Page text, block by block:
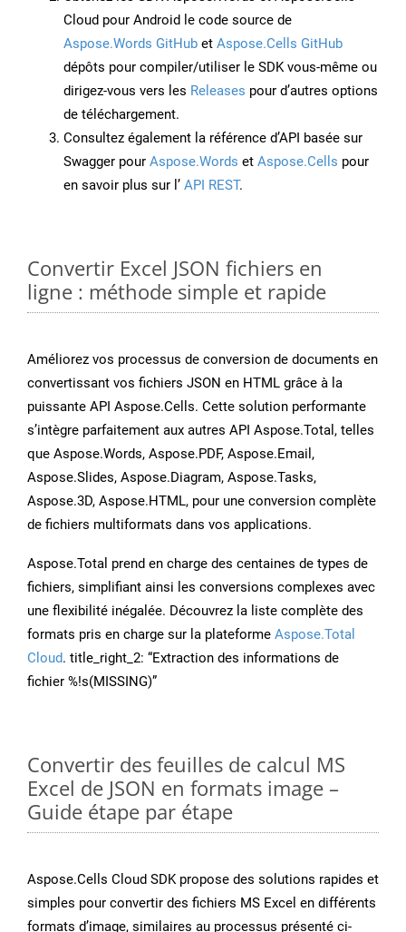
Cloud pour Android le code source de
Aspose.Words GitHub et Aspose.Cells GitHub
dépôts pour compiler/utiliser le SDK vous-même ou
dirigez-vous vers les Releases pour d’autres options
de téléchargement.
Consultez également la référence d’API basée sur
Swagger pour Aspose.Words et Aspose.Cells pour
en savoir plus sur l’ API REST.
Convertir Excel JSON fichiers en
ligne : méthode simple et rapide
Améliorez vos processus de conversion de documents en
convertissant vos fichiers JSON en HTML grâce à la
puissante API Aspose.Cells. Cette solution performante
s’intègre parfaitement aux autres API Aspose.Total, telles
que Aspose.Words, Aspose.PDF, Aspose.Email,
Aspose.Slides, Aspose.Diagram, Aspose.Tasks,
Aspose.3D, Aspose.HTML, pour une conversion complète
de fichiers multiformats dans vos applications.
Aspose.Total prend en charge des centaines de types de
fichiers, simplifiant ainsi les conversions complexes avec
une flexibilité inégalée. Découvrez la liste complète des
formats pris en charge sur la plateforme Aspose.Total
Cloud. title_right_2: “Extraction des informations de
fichier %!s(MISSING)”
Convertir des feuilles de calcul MS
Excel de JSON en formats image –
Guide étape par étape
Aspose.Cells Cloud SDK propose des solutions rapides et
simples pour convertir des fichiers MS Excel en différents
formats d’image, similaires au processus présenté ci-